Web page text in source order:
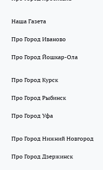
Наша Газета
Про Город Иваново
Про Город Йошкар-Ола
Про Город Курск
Про Город Рыбинск
Про Город Уфа
Про Город Нижний Новгород
Про Город Дзержинск